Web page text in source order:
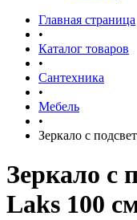
Главная страница
•
Каталог товаров
•
Сантехника
•
Мебель
•
Зеркало с
Зеркало с
Laks 100